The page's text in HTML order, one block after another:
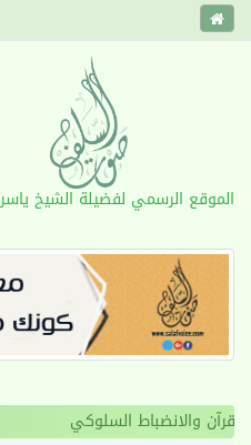
الموقع الرسمي لفضيلة الشيخ
القرآن ‹